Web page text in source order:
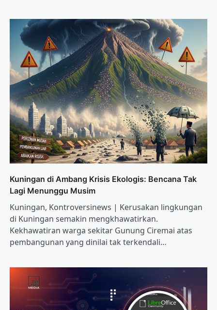
Kuningan di Ambang Krisis Ekologis: Bencana Tak
Lagi Menunggu Musim
Kuningan, Kontroversinews | Kerusakan lingkungan
di Kuningan semakin mengkhawatirkan.
Kekhawatiran warga sekitar Gunung Ciremai atas
pembangunan yang dinilai tak terkendali…